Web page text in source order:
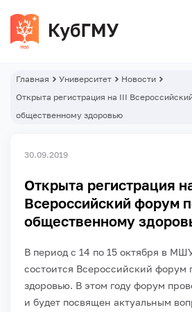
Главная Университет
Новости
Открыта регистрация на III
общественному здоровью
30.09.2019
Открыта регистрация
Всероссийский форум
общественному
В период с 14 по 15 октября в
состоится Всероссийский форум
здоровью. В этом году форум
и будет посвящен актуальным